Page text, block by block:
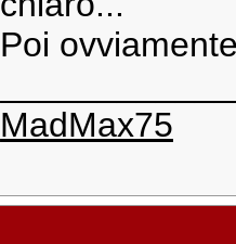
Poi
MadMax75